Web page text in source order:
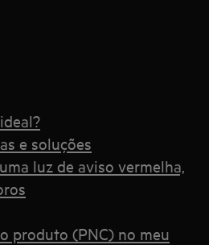
e soluções
luz de aviso vermelha,
produto (PNC) no meu